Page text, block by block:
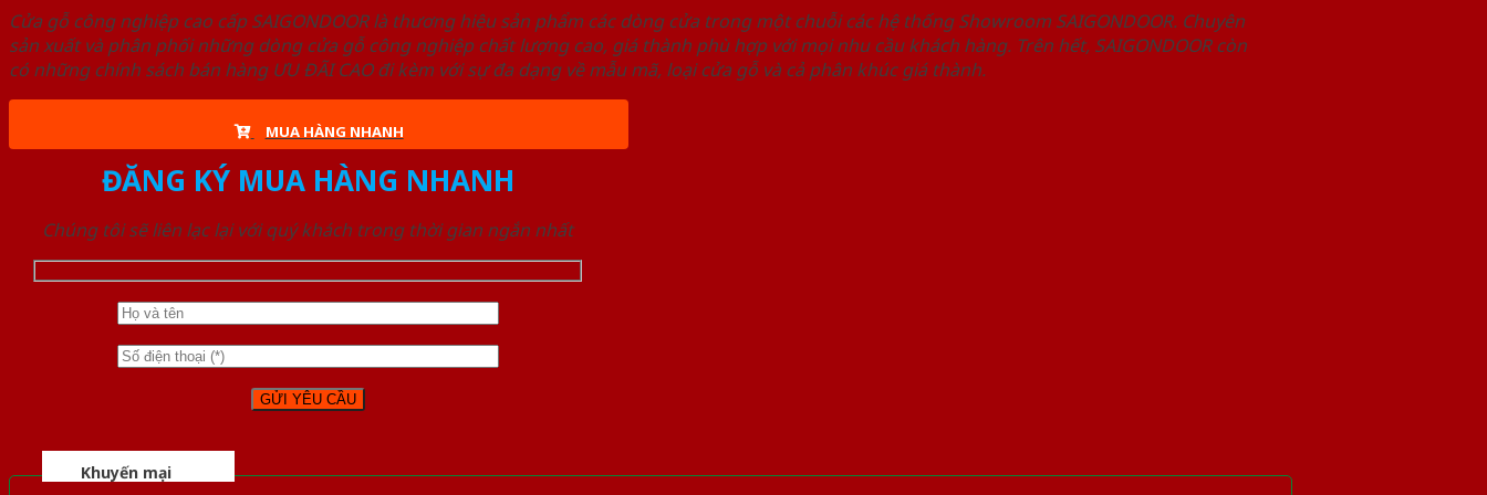
Cửa gỗ công nghiệp cao cấp SAIGONDOOR là thương hiệu sản phẩm các dòng cửa trong một chuỗi các hệ thống Showroom SAIGONDOOR. Chuyên
sản xuất và phân phối những dòng cửa gỗ công nghiệp chất lượng cao, giá thành phù hợp với mọi nhu cầu khách hàng. Trên hết, SAIGONDOOR còn
có những chính sách bán hàng ƯU ĐÃI CAO đi kèm với sự đa dạng về mẫu mã, loại cửa gỗ và cả phân khúc giá thành.
MUA HÀNG NHANH
ĐĂNG KÝ MUA HÀNG NHANH
Chúng tôi sẽ liên lạc lại với quý khách trong thời gian ngắn nhất
Khuyến mại